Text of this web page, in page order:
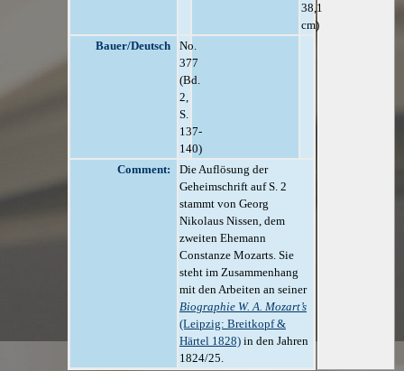
38,1
cm)
Bauer/Deutsch
No.
377
(Bd.
2,
S.
137-
140)
Comment:
Die Auflösung der
Geheimschrift auf S. 2
stammt von Georg
Nikolaus Nissen, dem
zweiten Ehemann
Constanze Mozarts. Sie
steht im Zusammenhang
mit den Arbeiten an seiner
Biographie W. A. Mozart’s
(Leipzig: Breitkopf &
Härtel 1828) in den Jahren
1824/25.